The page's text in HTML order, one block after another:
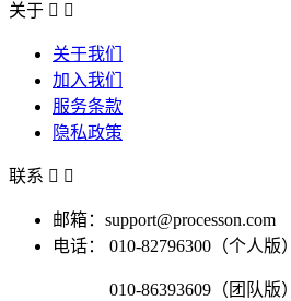
关于  
关于我们
加入我们
服务条款
隐私政策
联系  
邮箱：support@processon.com
电话：
010-82796300（个人版）
010-86393609（团队版）